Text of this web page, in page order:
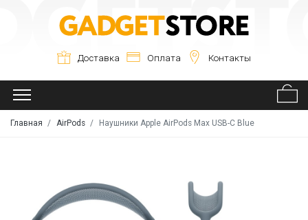
Доставка Оплата Контакты
Главная AirPods Наушники Apple AirPods Max USB-C Blue